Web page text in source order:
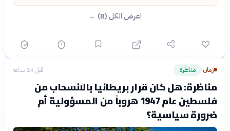
اعرض الكل (8) ←
زمان› مناظرة قبل 14 ساعة
مناظرة: هل كان قرار بريطانيا بالانسحاب من
فلسطين عام 1947 هروباً من المسؤولية أم
ضرورة سياسية؟